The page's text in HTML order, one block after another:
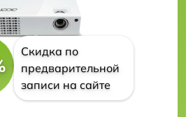
Скидка по
предварительной
записи на сайте